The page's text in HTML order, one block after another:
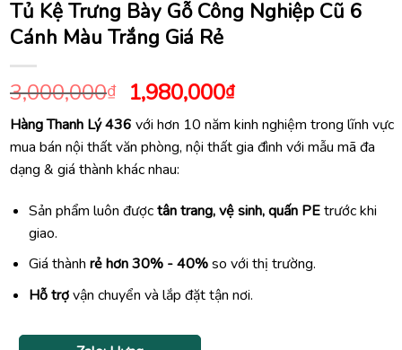
Tủ Kệ Trưng Bày Gỗ Công Nghiệp Cũ 6
Cánh Màu Trắng Giá Rẻ
3,000,000₫ Giá
gốc
là:
3,000,000₫.
1,980,000₫Giá
hiện
tại
là:
Hàng Thanh Lý 436 với hơn 10 năm kinh nghiệm trong lĩnh vực
mua bán nội thất văn phòng, nội thất gia đình với mẫu mã đa
dạng & giá thành khác nhau:
Sản phẩm luôn đượctân trang, vệ sinh, quấn PEtrước khi
giao.
Giá thành rẻ hơn 30% - 40%so với thị trường.
Hỗ trợvận chuyển và lắp đặt tận nơi.